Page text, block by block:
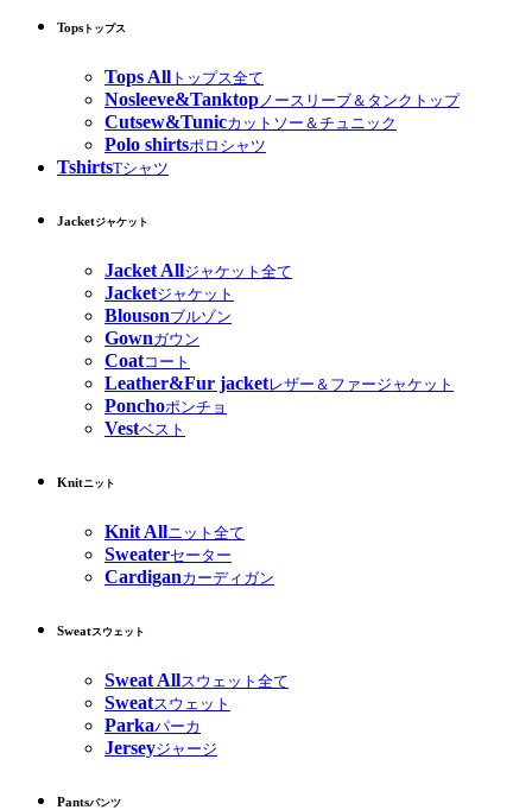
Tops トップス
Tops All トップス全て
Nosleeve&Tanktop ノースリーブ＆タンクトップ
Cutsew&Tunicカットソー＆チュニック
Polo shirtsポロシャツ
TshirtsTシャツ
Jacketジャケット
Jacket Allジャケット全て
Jacketジャケット
Blousonブルゾン
Gownガウン
Coatコート
Leather&Fur jacketレザー＆ファージャケット
Ponchoポンチョ
Vestベスト
Knitニット
Knit Allニット全て
Sweaterセーター
Cardiganカーディガン
Sweatスウェット
Sweat Allスウェット全て
Sweatスウェット
Parkaパーカ
Jerseyジャージ
Pantsパンツ